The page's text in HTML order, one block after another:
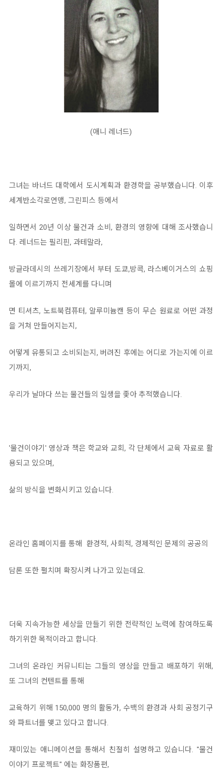
(애니 레너드)
그녀는 바너드 대학에서 도시계획과 환경학을 공부했습니다. 이후
세계반소각로연맹, 그린피스 등에서
일하면서 20년 이상 물건과 소비, 환경의 영향에 대해 조사했습니
다. 레너드는 필리핀, 과테말라,
방글라데시의 쓰레기장에서 부터 도쿄,방콕, 라스베이거스의 쇼핑
몰에 이르기까지 전세계를 다니며
면 티셔츠, 노트북컴퓨터, 알루미늄캔 등이 무슨 원료로 어떤 과정
을 거쳐 만들어지는지,
어떻게 유통되고 소비되는지, 버려진 후에는 어디로 가는지에 이르
기까지,
우리가 날마다 쓰는 물건들의 일생을 좇아 추적했습니다.
'물건이야기' 영상과 책은 학교와 교회, 각 단체에서 교육 자료로 활
용되고 있으며,
삶의 방식을 변화시키고 있습니다.
온라인 홈페이지를 통해 환경적, 사회적, 경제적인 문제의 공공의
담론 또한 펼치며 확장시켜 나가고 있는데요.
더욱 지속가능한 세상을 만들기 위한 전략적인 노력에 참여하도록
하기위한 목적이라고 합니다.
그녀의 온라인 커뮤니티는 그들의 영상을 만들고 배포하기 위해,
또 그녀의 컨텐트를 통해
교육하기 위해 150,000 명의 활동가, 수백의 환경과 사회 공정기구
와 파트너를 맺고 있다고 합니다.
재미있는 애니메이션을 통해서 친절히 설명하고 있습니다. "물건
이야기 프로젝트" 에는 화장품편,